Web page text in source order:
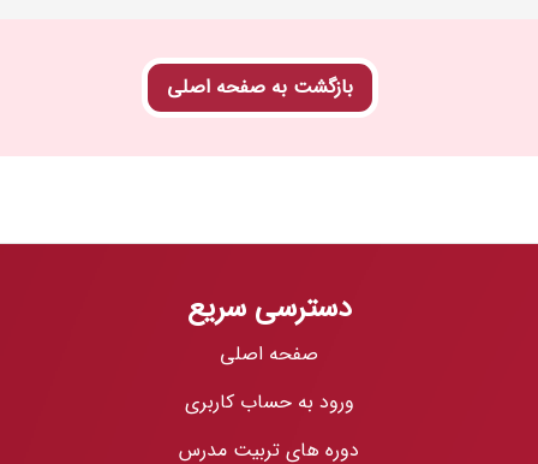
بازگشت به صفحه اصلی
دسترسی سریع
صفحه اصلی
ورود به حساب کاربری
دوره های تربیت مدرس